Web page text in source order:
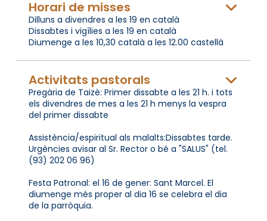
Horari de misses
Dilluns a divendres a les 19 en català
Dissabtes i vigílies a les 19 en català
Diumenge a les 10,30 català a les 12.00 castellà
Activitats pastorals
Pregària de Taizè: Primer dissabte a les 21 h. i tots
els divendres de mes a les 21 h menys la vespra
del primer dissabte
Assistència/espiritual als malalts:Dissabtes tarde.
Urgències avisar al Sr. Rector o bé a "SALUS" (tel.
(93) 202 06 96)
Festa Patronal: el 16 de gener: Sant Marcel. El
diumenge més proper al dia 16 se celebra el dia
de la parròquia.